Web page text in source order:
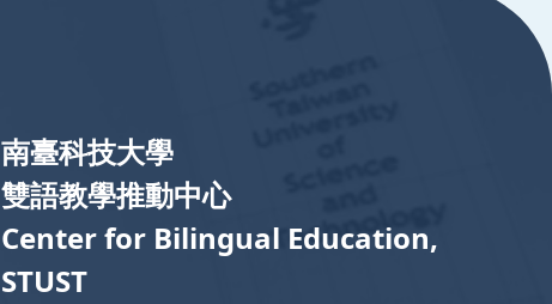
南臺科技大學
雙語教學推動中心
Center for Bilingual Education,
STUST